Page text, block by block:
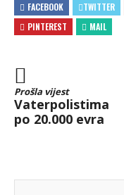
FACEBOOK TWITTER
PINTEREST
MAIL
Prošla vijest
Vaterpolistima
po 20.000 evra